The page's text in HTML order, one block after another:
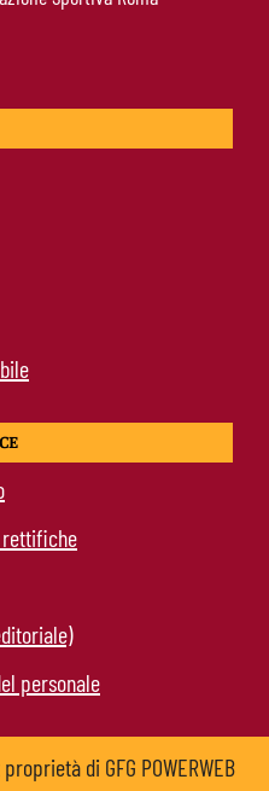
rettifiche
personale
di GFG POWERWEB